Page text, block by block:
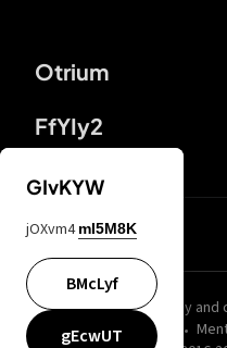
Otrium
FfYIy2
wZQPfd Privacy
nLC6tu
GIvKYW
jOXvm4 mI5M8K
BMcLyf
gEcwUT